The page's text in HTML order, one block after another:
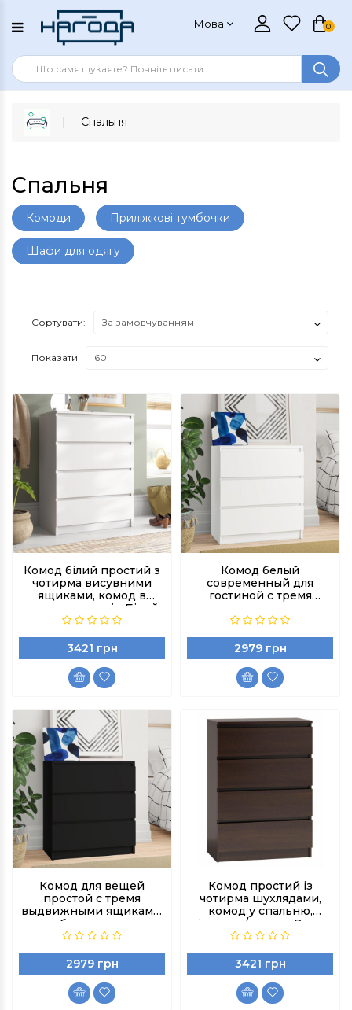
Мова 0
Спальня
Спальня
Комоди Приліжкові тумбочки
Шафи для одягу
Сортувати:
Показати
Комод білий простий з
чотирма висувними
ящиками, комод в
приходжу колір Білий
3421 грн
Комод белый
современный для
гостиной с тремя
цвет Белый
2979 грн
Комод для вещей
простой с тремя
выдвижными ящиками,
тумба комод цвет
Черный
2979 грн
Комод простий із
чотирма шухлядами,
комод у спальню,
вітальню/кольор Венге
Магія
3421 грн